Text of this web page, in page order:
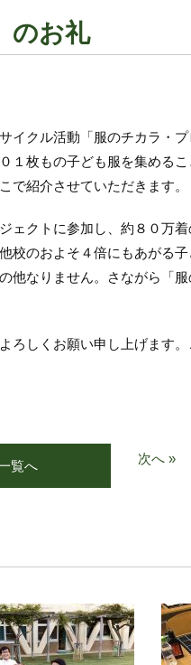
のお礼
クル活動「服のチカラ・プ
枚もの子ども服を集めるこ
で紹介させていただきます。
クトに参加し、約８０万着
のおよそ４倍にもあがる子
他なりません。さながら「
しくお願い申し上げます
覧へ 次へ »